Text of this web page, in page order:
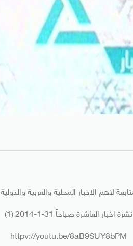
لاهم الاخبار المحلية والعربية والدولية
نشرة اخبار العاشرة صباحاً 31-1-2014 (1)
httpv://youtu.be/8aB9SUY8bPM